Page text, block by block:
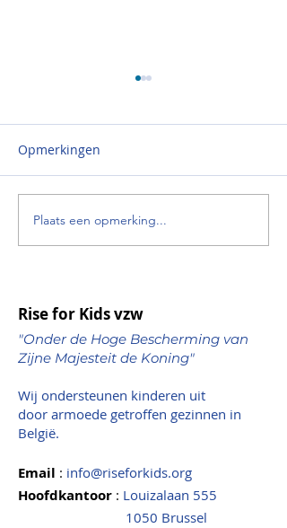
Mooie daden...
Opmerkingen
Plaats een opmerking...
Rise for Kids vzw
"Onder de Hoge Bescherming van
Zijne Majesteit de Koning"
Wij ondersteunen kinderen uit
door armoede getroffen gezinnen in
België.
Email : info@riseforkids.org
Hoofdkantoor : Louizalaan 555
1050 Brussel